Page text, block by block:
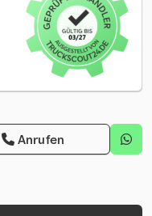
Anrufen